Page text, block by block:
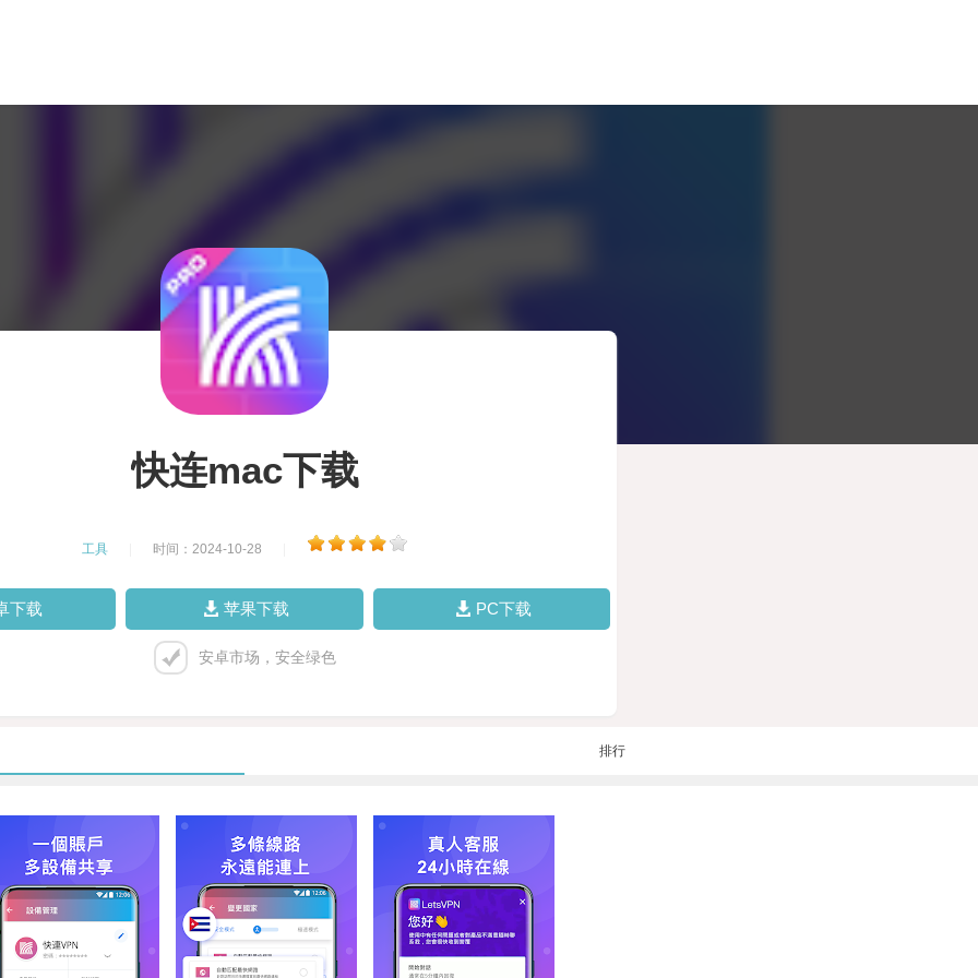
快连mac下载
工具 时间：2024-10-28
下载 苹果下载 PC下载
安卓市场，安全绿色
排行